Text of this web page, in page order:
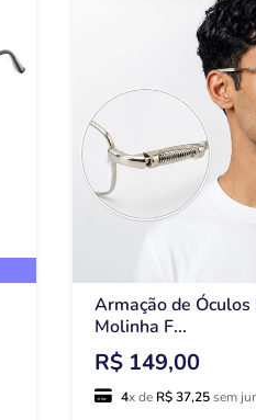
Armação de
Molinha F...
R$ 149,00
4x de R$ 37,25 sem